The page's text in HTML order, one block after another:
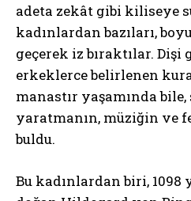
adeta zekât gibi kiliseye
kadınlardan bazıları,
geçerek iz bıraktılar. Dişi
erkeklerce belirlenen
manastır yaşamında
yaratmanın, müziğin ve
buldu.
Bu kadınlardan biri, 1098